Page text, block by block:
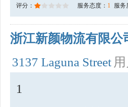
评分： 服务态度： 1 服务
浙江新颜物流有限公
3137 Laguna Street
1